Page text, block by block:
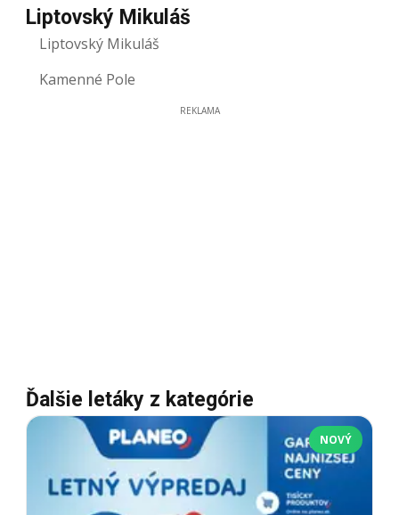
Liptovský Mikuláš
Liptovský Mikuláš
Kamenné Pole
REKLAMA
Ďalšie letáky z kategórie
NOVÝ